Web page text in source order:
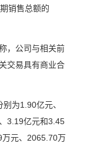
销售总额的
，公司与相关前
交易具有商业合
为1.90亿元、
3.19亿元和3.45
元、2065.70万